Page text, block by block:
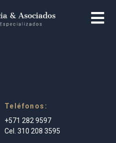
Teléfonos:
+571 282 9597
Cel. 310 208 3595